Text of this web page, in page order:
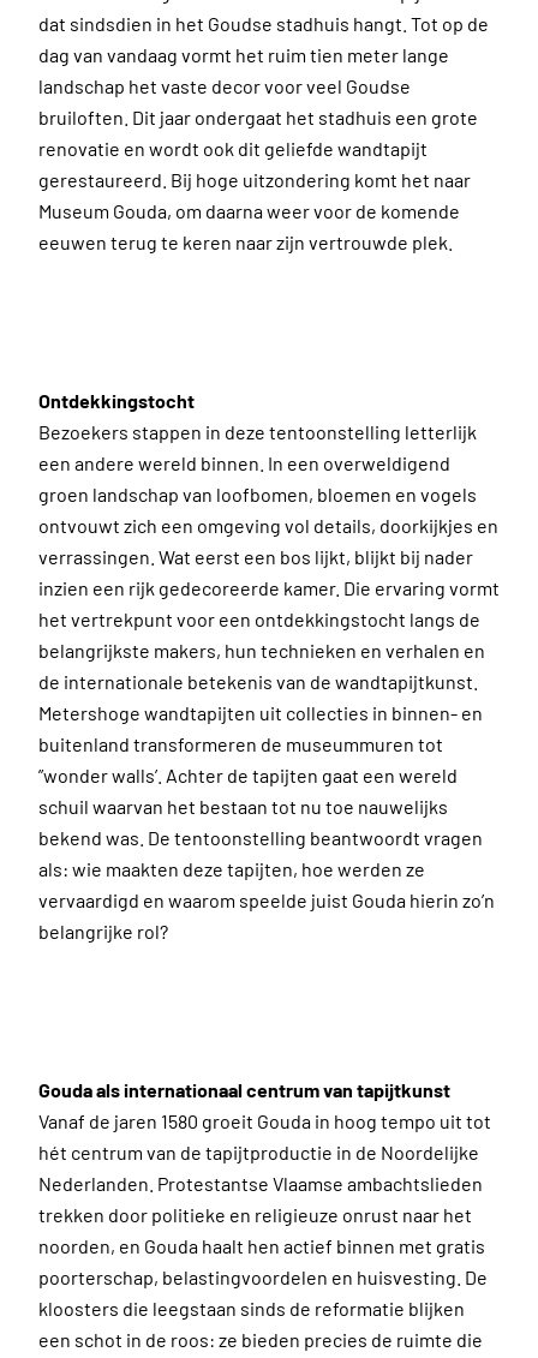
dat sindsdien in het Goudse stadhuis hangt. Tot op de
dag van vandaag vormt het ruim tien meter lange
landschap het vaste decor voor veel Goudse
bruiloften. Dit jaar ondergaat het stadhuis een grote
renovatie en wordt ook dit geliefde wandtapijt
gerestaureerd. Bij hoge uitzondering komt het naar
Museum Gouda, om daarna weer voor de komende
eeuwen terug te keren naar zijn vertrouwde plek.
Ontdekkingstocht
Bezoekers stappen in deze tentoonstelling letterlijk
een andere wereld binnen. In een overweldigend
groen landschap van loofbomen, bloemen en vogels
ontvouwt zich een omgeving vol details, doorkijkjes en
verrassingen. Wat eerst een bos lijkt, blijkt bij nader
inzien een rijk gedecoreerde kamer. Die ervaring vormt
het vertrekpunt voor een ontdekkingstocht langs de
belangrijkste makers, hun technieken en verhalen en
de internationale betekenis van de wandtapijtkunst.
Metershoge wandtapijten uit collecties in binnen- en
buitenland transformeren de museummuren tot
”wonder walls’. Achter de tapijten gaat een wereld
schuil waarvan het bestaan tot nu toe nauwelijks
bekend was. De tentoonstelling beantwoordt vragen
als: wie maakten deze tapijten, hoe werden ze
vervaardigd en waarom speelde juist Gouda hierin zo’n
belangrijke rol?
Gouda als internationaal centrum van tapijtkunst
Vanaf de jaren 1580 groeit Gouda in hoog tempo uit tot
hét centrum van de tapijtproductie in de Noordelijke
Nederlanden. Protestantse Vlaamse ambachtslieden
trekken door politieke en religieuze onrust naar het
noorden, en Gouda haalt hen actief binnen met gratis
poorterschap, belastingvoordelen en huisvesting. De
kloosters die leegstaan sinds de reformatie blijken
een schot in de roos: ze bieden precies de ruimte die